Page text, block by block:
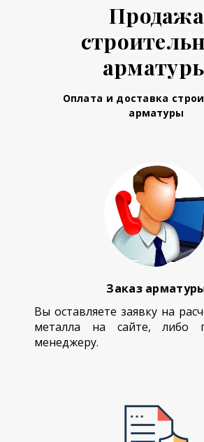
Продажа
Оплата и доставка
арматуры
Заказ
Вы оставляете заявку на
металла на сайте, либо
менеджеру.